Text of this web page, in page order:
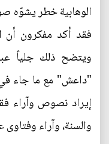
الوهابية خطر يشوّه
فقد أكد مفكرون أن
ويتضح ذلك جلياً
"داعش" مع ما جاء في
إيراد نصوص وآراء
والسنة، وآراء